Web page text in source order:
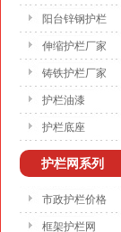
阳台锌钢护栏
伸缩护栏厂家
铸铁护栏厂家
护栏油漆
护栏底座
护栏网系列
市政护栏价格
框架护栏网